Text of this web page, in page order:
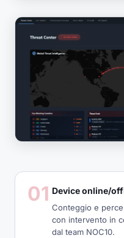
01 Device online/
Conteggio e
con intervento in
dal team NOC10.